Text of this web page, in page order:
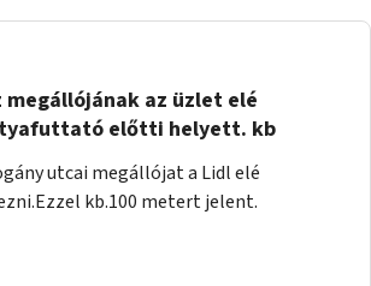
megállójának az üzlet elé
előtti helyett. kb
utcai megállójat a Lidl elé
kb.100 metert jelent.